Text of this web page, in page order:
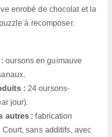
enrobé de chocolat et la
à recomposer.
oursons en guimauve
: 24 oursons-
jour).
autres : fabrication
sans additifs, avec